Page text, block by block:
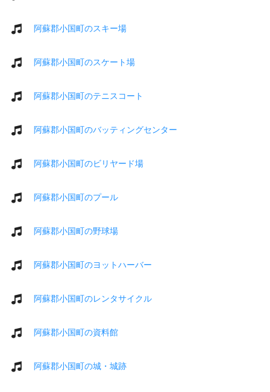
阿蘇郡小国町のスキー場
阿蘇郡小国町のスケート場
阿蘇郡小国町のテニスコート
阿蘇郡小国町のバッティングセンター
阿蘇郡小国町のビリヤード場
阿蘇郡小国町のプール
阿蘇郡小国町の野球場
阿蘇郡小国町のヨットハーバー
阿蘇郡小国町のレンタサイクル
阿蘇郡小国町の資料館
阿蘇郡小国町の城・城跡